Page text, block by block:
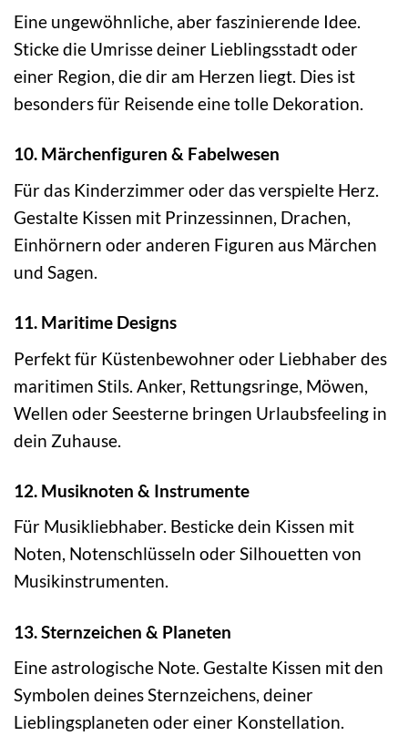
Eine ungewöhnliche, aber faszinierende Idee.
Sticke die Umrisse deiner Lieblingsstadt oder
einer Region, die dir am Herzen liegt. Dies ist
besonders für Reisende eine tolle Dekoration.
10. Märchenfiguren & Fabelwesen
Für das Kinderzimmer oder das verspielte Herz.
Gestalte Kissen mit Prinzessinnen, Drachen,
Einhörnern oder anderen Figuren aus Märchen
und Sagen.
11. Maritime Designs
Perfekt für Küstenbewohner oder Liebhaber des
maritimen Stils. Anker, Rettungsringe, Möwen,
Wellen oder Seesterne bringen Urlaubsfeeling in
dein Zuhause.
12. Musiknoten & Instrumente
Für Musikliebhaber. Besticke dein Kissen mit
Noten, Notenschlüsseln oder Silhouetten von
Musikinstrumenten.
13. Sternzeichen & Planeten
Eine astrologische Note. Gestalte Kissen mit den
Symbolen deines Sternzeichens, deiner
Lieblingsplaneten oder einer Konstellation.